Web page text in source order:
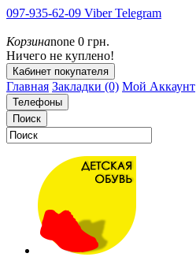
097-935-62-09 Viber Telegram
Корзинаnone 0 грн.
Ничего не куплено!
Кабинет покупателя
Главная Закладки (0) Мой Аккаунт
Телефоны
Поиск